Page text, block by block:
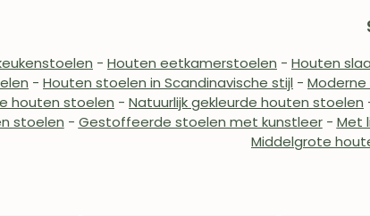
- Houten eetkamerstoelen - Houten
- Houten stoelen in Scandinavische stijl -
houten stoelen - Natuurlijk gekleurde houten stoelen
stoelen - Gestoffeerde stoelen met kunstleer- Met
Middelgrote